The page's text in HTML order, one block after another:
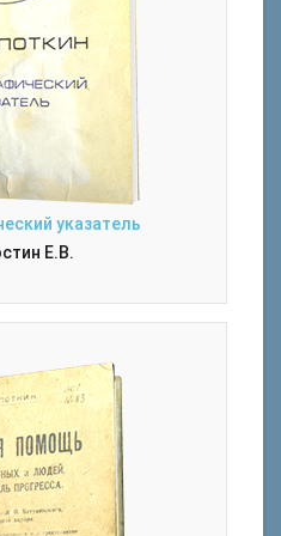
указатель
Е.В.